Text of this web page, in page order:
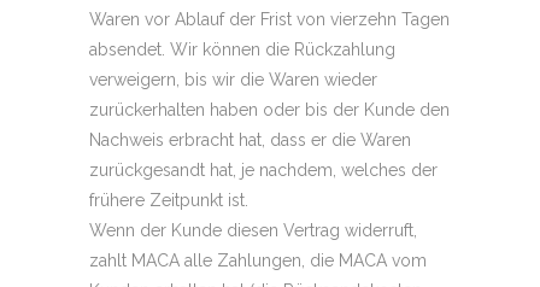
Waren vor Ablauf der Frist von vierzehn Tagen
absendet. Wir können die Rückzahlung
verweigern, bis wir die Waren wieder
zurückerhalten haben oder bis der Kunde den
Nachweis erbracht hat, dass er die Waren
zurückgesandt hat, je nachdem, welches der
frühere Zeitpunkt ist.
Wenn der Kunde diesen Vertrag widerruft,
zahlt MACA alle Zahlungen, die MACA vom